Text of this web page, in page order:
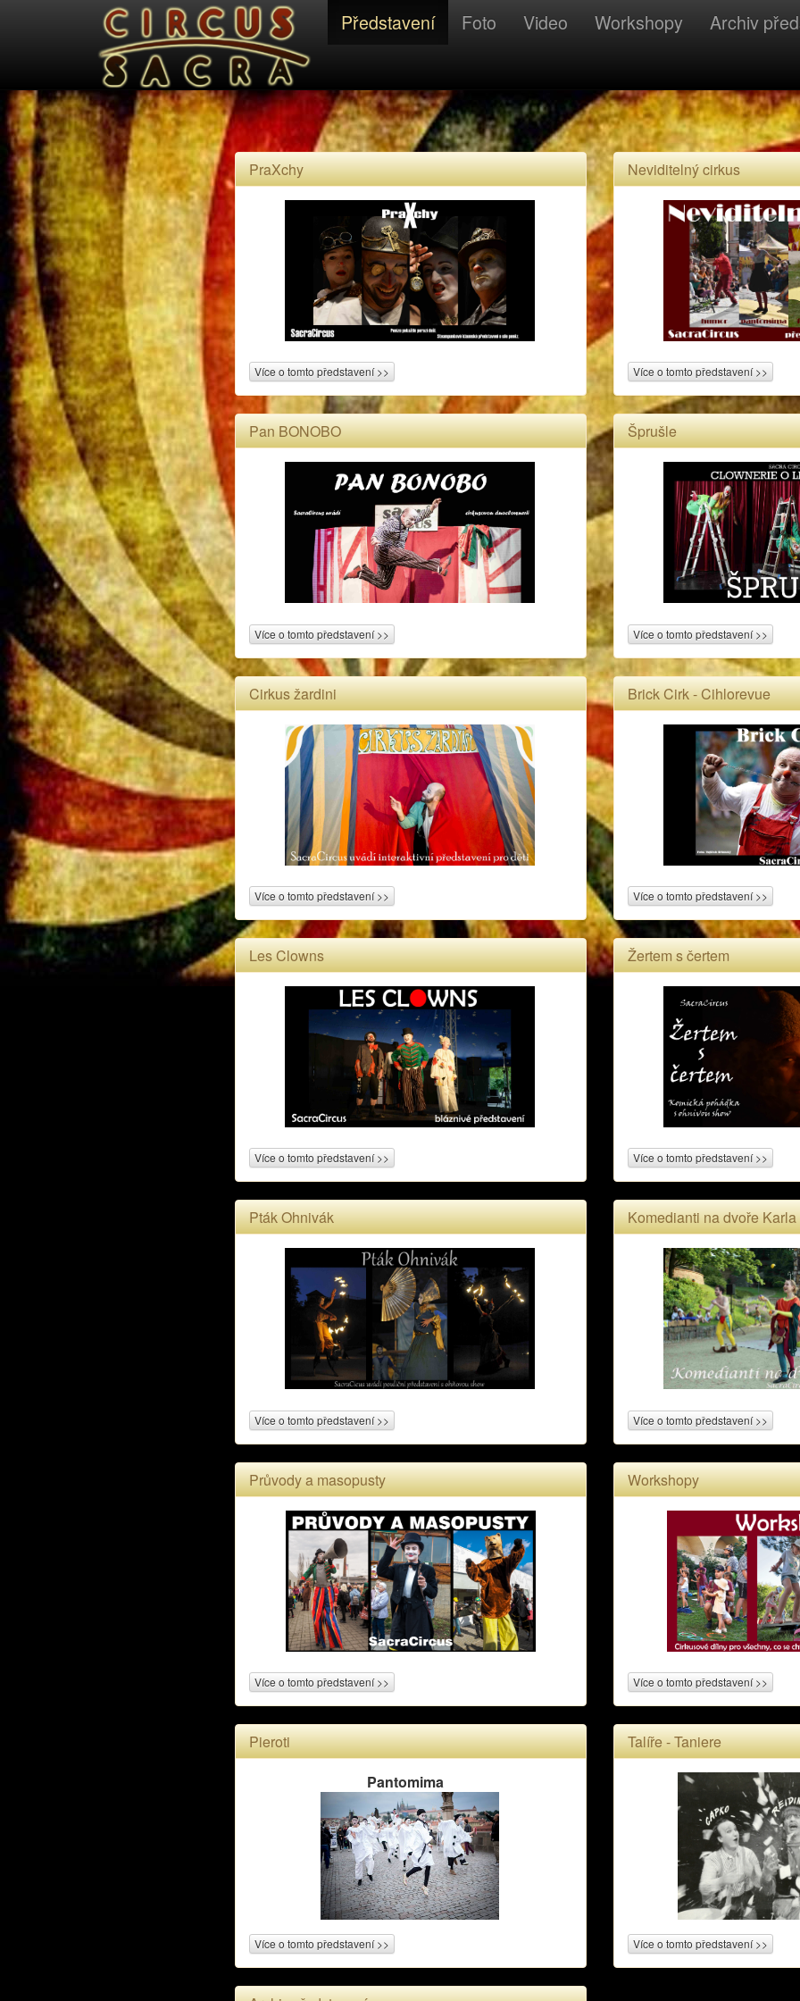
replica rolex watchesreplica watches uk Představení Foto Video Workshopy Archiv
PraXchy
Více o tomto představení >>
Neviditelný cirkus
Více o tomto představení >>
Pan BONOBO
Více o tomto představení >>
Šprušle
Více o tomto představení >>
Cirkus žardini
Více o tomto představení >>
Brick Cirk - Cihlorevue
Více o tomto představení >>
Les Clowns
Více o tomto představení >>
Žertem s čertem
Více o tomto představení >>
Pták Ohnivák
Více o tomto představení >>
Komedianti na dvoře Karla
Více o tomto představení >>
Průvody a masopusty
Více o tomto představení >>
Workshopy
Více o tomto představení >>
Pieroti
Pantomima
Více o tomto představení >>
Talíře - Taniere
Více o tomto představení >>